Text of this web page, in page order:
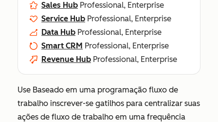
Sales Hub Professional, Enterprise
Service Hub Professional, Enterprise
Data Hub Professional, Enterprise
Smart CRM Professional, Enterprise
Revenue Hub Professional, Enterprise
Use Baseado em uma programação fluxo de
trabalho inscrever-se gatilhos para centralizar suas
ações de fluxo de trabalho em uma frequência